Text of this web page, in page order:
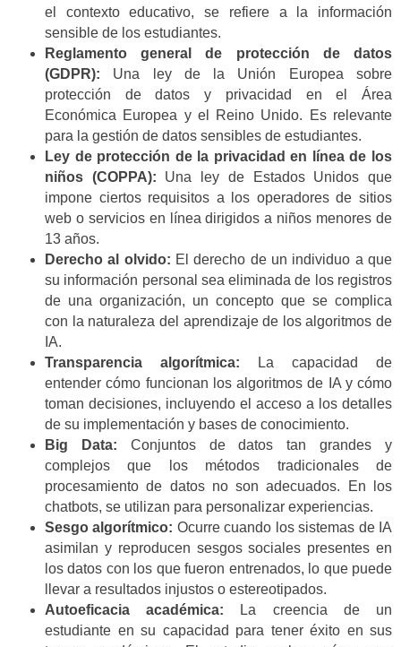
el contexto educativo, se refiere a la información
sensible de los estudiantes.
Reglamento general de protección de datos
(GDPR): Una ley de la Unión Europea sobre
protección de datos y privacidad en el Área
Económica Europea y el Reino Unido. Es relevante
para la gestión de datos sensibles de estudiantes.
Ley de protección de la privacidad en línea de los
niños (COPPA): Una ley de Estados Unidos que
impone ciertos requisitos a los operadores de sitios
web o servicios en línea dirigidos a niños menores de
13 años.
Derecho al olvido: El derecho de un individuo a que
su información personal sea eliminada de los registros
de una organización, un concepto que se complica
con la naturaleza del aprendizaje de los algoritmos de
IA.
Transparencia algorítmica: La capacidad de
entender cómo funcionan los algoritmos de IA y cómo
toman decisiones, incluyendo el acceso a los detalles
de su implementación y bases de conocimiento.
Big Data: Conjuntos de datos tan grandes y
complejos que los métodos tradicionales de
procesamiento de datos no son adecuados. En los
chatbots, se utilizan para personalizar experiencias.
Sesgo algorítmico: Ocurre cuando los sistemas de IA
asimilan y reproducen sesgos sociales presentes en
los datos con los que fueron entrenados, lo que puede
llevar a resultados injustos o estereotipados.
Autoeficacia académica: La creencia de un
estudiante en su capacidad para tener éxito en sus